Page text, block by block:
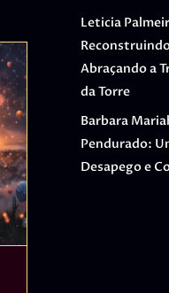
Leticia
Abraçando a
da Torre
Barbara
Pendurado:
Desapego e